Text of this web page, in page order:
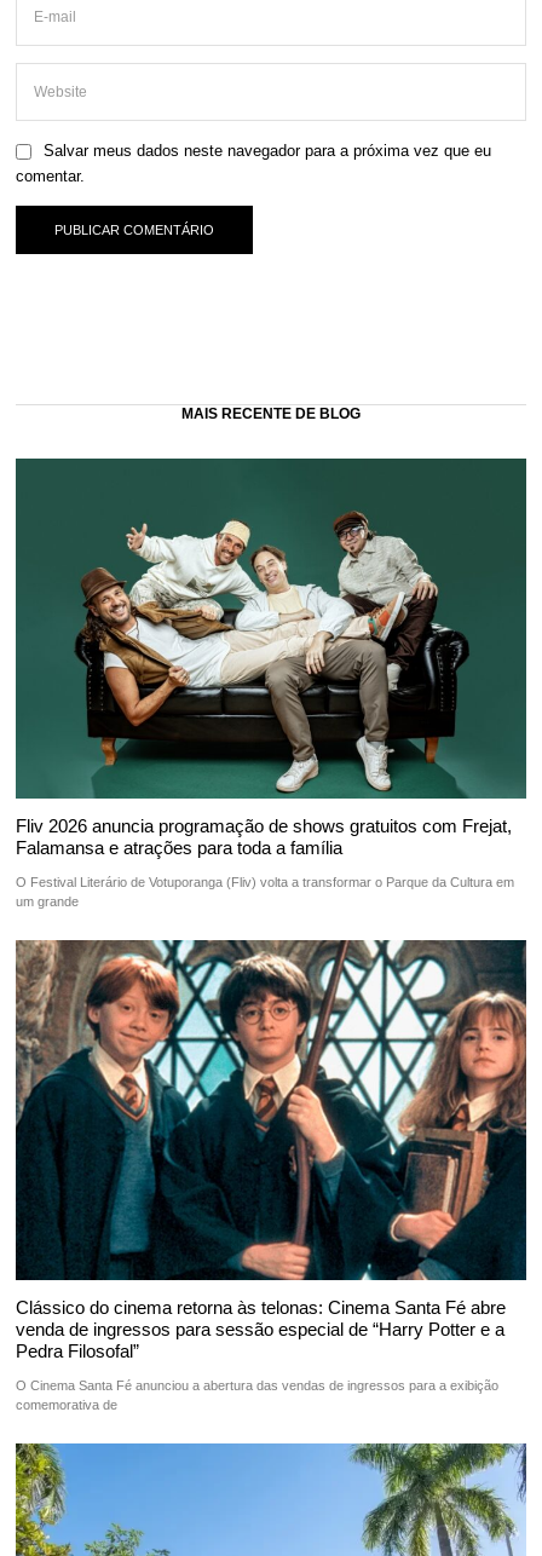
Salvar meus dados neste navegador para a próxima vez que eu
comentar.
MAIS RECENTE DE BLOG
Fliv 2026 anuncia programação de shows gratuitos com Frejat,
Falamansa e atrações para toda a família
O Festival Literário de Votuporanga (Fliv) volta a transformar o Parque da Cultura em
um grande
Clássico do cinema retorna às telonas: Cinema Santa Fé abre
venda de ingressos para sessão especial de “Harry Potter e a
Pedra Filosofal”
O Cinema Santa Fé anunciou a abertura das vendas de ingressos para a exibição
comemorativa de